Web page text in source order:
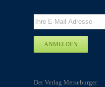
Der Verlag Merseburger